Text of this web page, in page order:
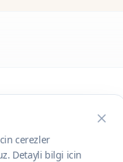
cerezler
Detayli bilgi icin